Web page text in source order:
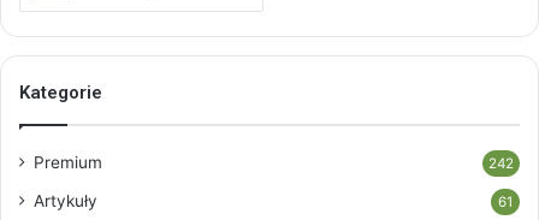
Kategorie
Premium 242
Artykuły 61